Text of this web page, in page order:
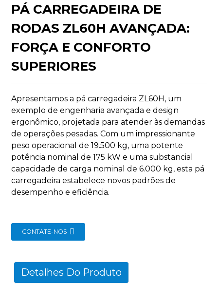
PÁ CARREGADEIRA DE
RODAS ZL60H AVANÇADA:
FORÇA E CONFORTO
SUPERIORES
Apresentamos a pá carregadeira ZL60H, um
exemplo de engenharia avançada e design
ergonômico, projetada para atender às demandas
de operações pesadas. Com um impressionante
peso operacional de 19.500 kg, uma potente
potência nominal de 175 kW e uma substancial
capacidade de carga nominal de 6.000 kg, esta pá
carregadeira estabelece novos padrões de
desempenho e eficiência.
CONTATE-NOS
Detalhes Do Produto